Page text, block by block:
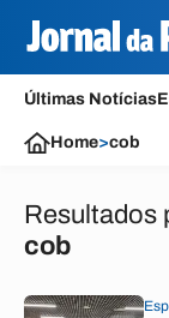
Últimas Notícias
Home>cob
Resultados
cob